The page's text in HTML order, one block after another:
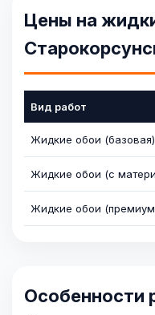
Цены на
Вид работ
Жидкие обои (базовая)
Жидкие обои (с
Жидкие обои
Особенности